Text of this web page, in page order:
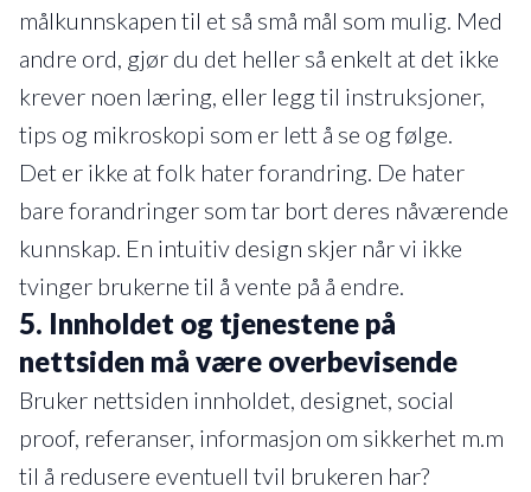
målkunnskapen til et så små mål som mulig. Med
andre ord, gjør du det heller så enkelt at det ikke
krever noen læring, eller legg til instruksjoner,
tips og mikroskopi som er lett å se og følge.
Det er ikke at folk hater forandring. De hater
bare forandringer som tar bort deres nåværende
kunnskap. En intuitiv design skjer når vi ikke
tvinger brukerne til å vente på å endre.
5. Innholdet og tjenestene på
nettsiden må være overbevisende
Bruker nettsiden innholdet, designet, social
proof, referanser, informasjon om sikkerhet m.m
til å redusere eventuell tvil brukeren har?